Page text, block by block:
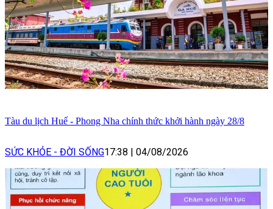
Tàu du lịch Huế - Phong Nha chính thức khởi hành ngày 28/8
SỨC KHỎE - ĐỜI SỐNG17:38 | 04/08/2026